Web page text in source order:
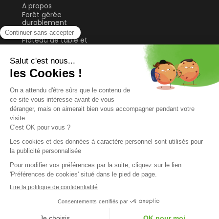
A propos
Forêt gérée
durablement
Guide & Conseils
Plateau de table et
bureau
Sol
Tablette et étagère
Tasseau, planche et
© 2026 FORESTEA
TOUS DROITS RÉSERVÉS
MENTIONS LEGALES
PLAN DU SITE
CONCEPTION ET DÉVELOPPEMENT
KOOKLINE